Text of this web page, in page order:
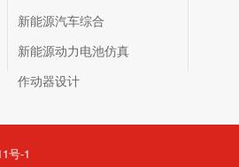
新能源汽车综合
新能源动力电池仿真
作动器设计
号-1